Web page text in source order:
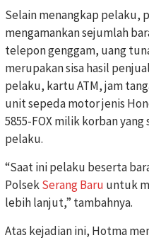
Selain menangkap pelaku,
mengamankan sejumlah
telepon genggam, uang
merupakan sisa hasil
pelaku, kartu ATM, jam
unit sepeda motor jenis
5855-FOX milik korban
pelaku.
“Saat ini pelaku beserta
PolsekSerang Baru untuk
lebih lanjut,” tambahnya.
Atas kejadian ini, Hotma